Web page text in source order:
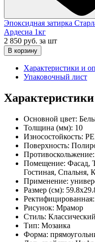
Эпоксидная затирка
Ардесиа 1кг
2 850 руб. за шт
В корзину
Характеристики и
Упаковочный лист
Основной цвет:
Толщина (мм): 10
Износостойкость:
Поверхность:
Противоскольжение:
Помещение: Фасад,
Гостиная, Спальня,
Применение:
Размер (см):
Ректифицированная:
Рисунок: Мрамор
Стиль: Классический
Тип: Мозаика
Форма: